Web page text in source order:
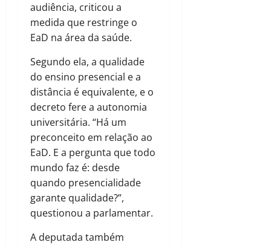
audiência, criticou a
medida que restringe o
EaD na área da saúde.
Segundo ela, a qualidade
do ensino presencial e a
distância é equivalente, e o
decreto fere a autonomia
universitária. “Há um
preconceito em relação ao
EaD. E a pergunta que todo
mundo faz é: desde
quando presencialidade
garante qualidade?”,
questionou a parlamentar.
A deputada também